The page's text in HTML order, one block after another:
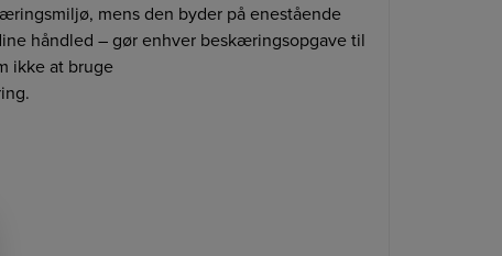
mens den byder på enestående
håndled – gør enhver beskæringsopgave til
ikke at bruge